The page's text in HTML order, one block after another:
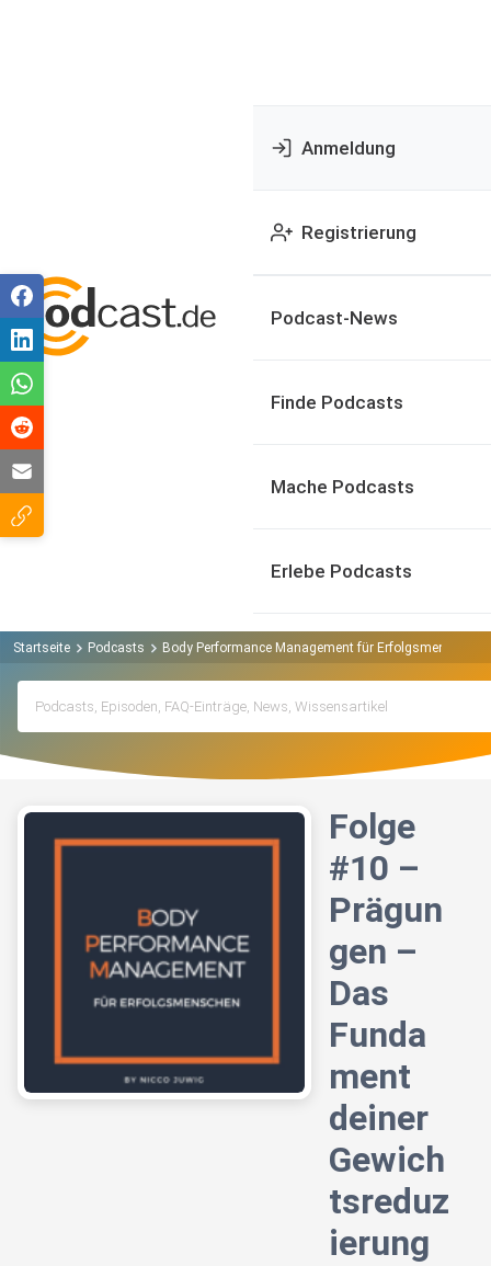
Anmeldung
Registrierung
Podcast-News
Finde Podcasts
Mache Podcasts
Erlebe Podcasts
Startseite Podcasts Body Performance Management für Erfolgsmenschen
Folge
#10 –
Prägun
gen –
Das
Funda
ment
deiner
Gewich
tsreduz
ierung